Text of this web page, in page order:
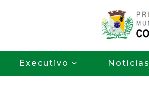
para
o
conteúdo
principal
P
r
Executivo Notícias